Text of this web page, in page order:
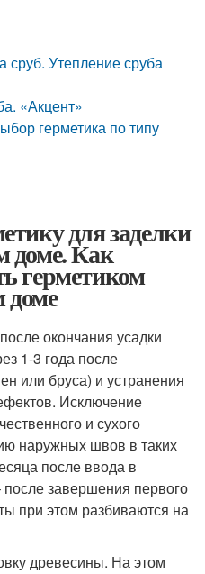
сруб. Утепление сруба
«Акцент»
герметика по типу
для заделки
доме. Как
герметиком
окончания усадки
1-3 года после
или бруса) и устранения
Исключение
и сухого
наружных швов в таких
после ввода в
завершения первого
при этом разбиваются на
древесины. На этом